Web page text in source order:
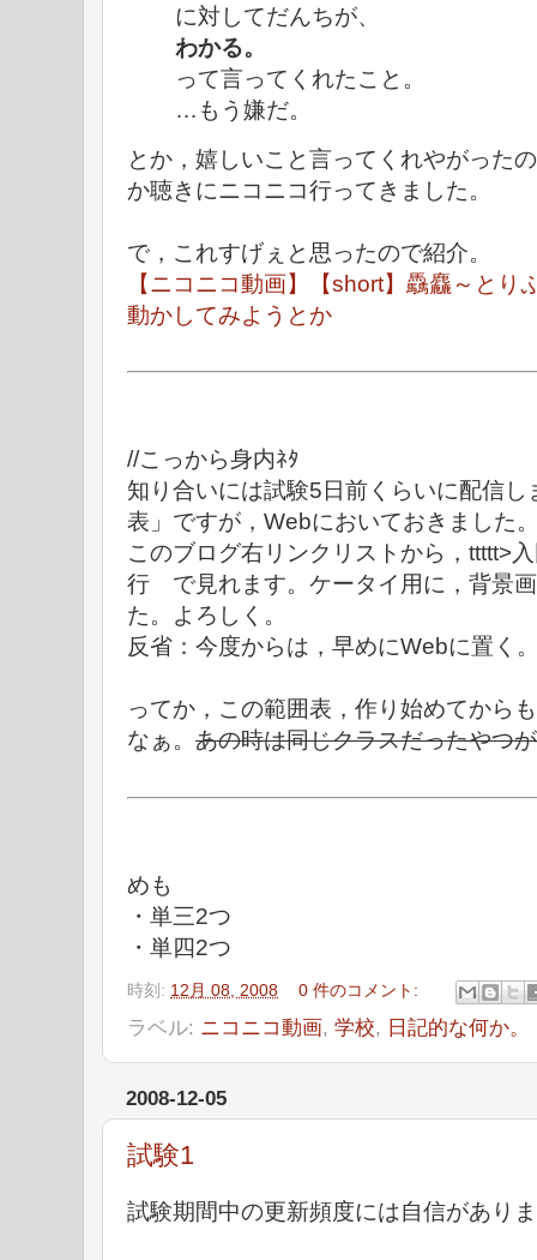
に対してだんちが、
わかる。
って言ってくれたこと。
…もう嫌だ。
とか，嬉しいこと言ってくれやがった
か聴きにニコニコ行ってきました。
で，これすげぇと思ったので紹介。
【ニコニコ動画】【short】驫麤～とり
動かしてみようとか
//こっから身内ﾈﾀ
知り合いには試験5日前くらいに配信
表」ですが，Webにおいておきました
このブログ右リンクリストから，ttttt>
行 で見れます。ケータイ用に，背景
た。よろしく。
反省：今度からは，早めにWebに置く
ってか，この範囲表，作り始めてから
なぁ。 あの時は同じクラスだったやつ
めも
・単三2つ
・単四2つ
時刻: 12月 08, 2008 0 件のコメント:
ラベル: ニコニコ動画, 学校, 日記的な何か。
2008-12-05
試験1
試験期間中の更新頻度には自信があり